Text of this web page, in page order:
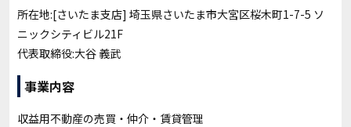
所在地:[さいたま支店] 埼玉県さいたま市大宮区桜木町1-7-5 ソ
ニックシティビル21F
代表取締役:大谷 義武
事業内容
収益用不動産の売買・仲介・賃貸管理